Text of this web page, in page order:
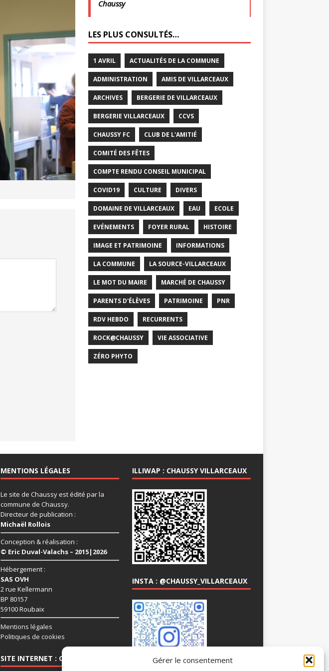
Gérer le consentement
Chaussy
LES PLUS CONSULTÉS…
1 AVRIL ACTUALITÉS DE LA COMMUNE
ADMINISTRATION AMIS DE VILLARCEAUX
ARCHIVES BERGERIE DE VILLARCEAUX
BERGERIE VILLARCEAUX CCVS
CHAUSSY FC CLUB DE L'AMITIÉ
COMITÉ DES FÊTES
COMPTE RENDU CONSEIL MUNICIPAL
COVID19 CULTURE DIVERS
DOMAINE DE VILLARCEAUX EAU ECOLE
EVÉNEMENTS FOYER RURAL HISTOIRE
IMAGE ET PATRIMOINE INFORMATIONS
LA COMMUNE LA SOURCE-VILLARCEAUX
LE MOT DU MAIRE MARCHÉ DE CHAUSSY
PARENTS D'ÉLÈVES PATRIMOINE PNR
RDV HEBDO RECURRENTS
ROCK@CHAUSSY VIE ASSOCIATIVE
ZÉRO PHYTO
MENTIONS LÉGALES
Le site de Chaussy est édité par la
commune de Chaussy.
Directeur de publication :
Michaël Rollois
Conception & réalisation :
© Eric Duval-Valachs – 2015|2026
Hébergement :
SAS OVH
2 rue Kellermann
BP 80157
59100 Roubaix
Mentions légales
Politiques de cookies
SITE INTERNET : CHAUSSY95.COM
ILLIWAP : CHAUSSY VILLARCEAUX
INSTA : @CHAUSSY_VILLARCEAUX